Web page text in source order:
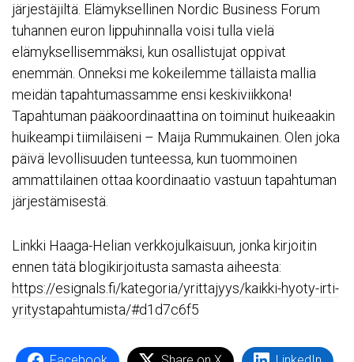
järjestäjiltä. Elämyksellinen Nordic Business Forum
tuhannen euron lippuhinnalla voisi tulla vielä
elämyksellisemmäksi, kun osallistujat oppivat
enemmän. Onneksi me kokeilemme tällaista mallia
meidän tapahtumassamme ensi keskiviikkona!
Tapahtuman pääkoordinaattina on toiminut huikeaakin
huikeampi tiimiläiseni – Maija Rummukainen. Olen joka
päivä levollisuuden tunteessa, kun tuommoinen
ammattilainen ottaa koordinaatio vastuun tapahtuman
järjestämisestä.
Linkki Haaga-Helian verkkojulkaisuun, jonka kirjoitin
ennen tätä blogikirjoitusta samasta aiheesta:
https://esignals.fi/kategoria/yrittajyys/kaikki-hyoty-irti-
yritystapahtumista/#d1d7c6f5